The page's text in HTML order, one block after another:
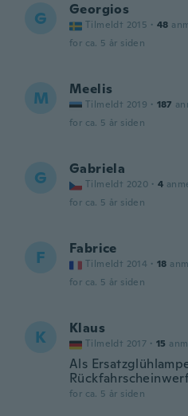
G Georgios
Tilmeldt 2015 · 48
for ca. 5 år siden
M Meelis
Tilmeldt 2019 · 187
for ca. 5 år siden
G Gabriela
Tilmeldt 2020 · 4
for ca. 5 år siden
F Fabrice
Tilmeldt 2014 · 18
for ca. 5 år siden
K Klaus
Tilmeldt 2017 · 15
Als
for ca. 5 år siden